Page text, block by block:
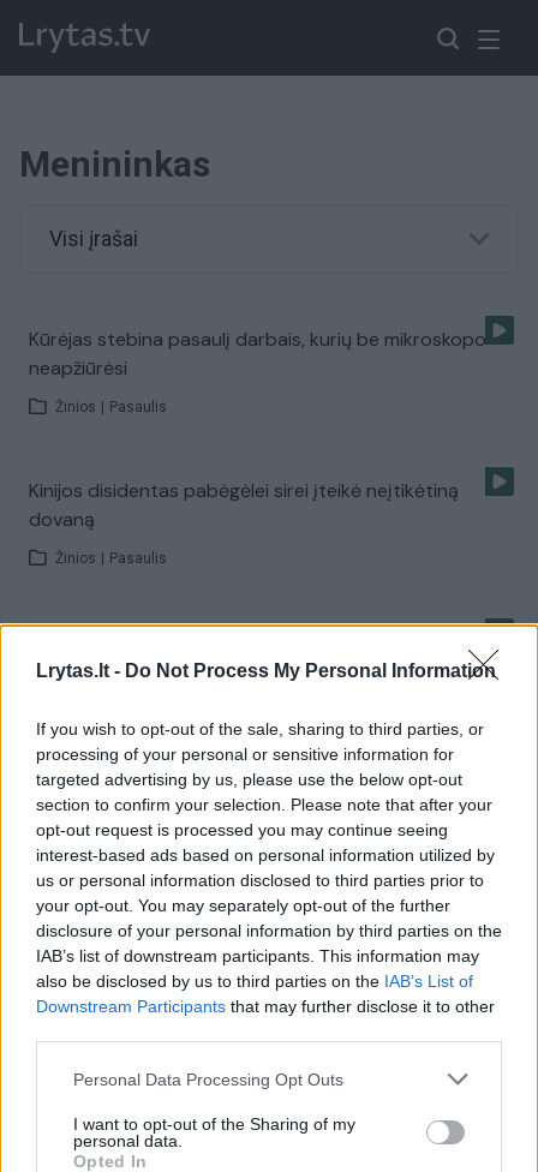
Lrytas.lt - Do Not Process My Personal Information
If you wish to opt-out of the sale, sharing to third parties, or
processing of your personal or sensitive information for
targeted advertising by us, please use the below opt-out
section to confirm your selection. Please note that after your
opt-out request is processed you may continue seeing
interest-based ads based on personal information utilized by
us or personal information disclosed to third parties prior to
your opt-out. You may separately opt-out of the further
disclosure of your personal information by third parties on the
IAB’s list of downstream participants. This information may
also be disclosed by us to third parties on the IAB’s List of
Downstream Participants that may further disclose it to other
Personal Data Processing Opt Outs
I want to opt-out of the Sharing of my
personal data.
Opted In
Menininkas
Visi įrašai
Kūrėjas stebina pasaulį darbais, kurių be mikroskopo
neapžiūrėsi
Žinios Pasaulis
Kinijos disidentas pabėgėlei sirei įteikė neįtikėtiną
dovaną
Žinios Pasaulis
portretą
Šokiruojantis menas: pamatykite, kaip suplėšo save į
gabalus
Žinios | Pramogos
Kruopštus lietuvis namuose atkūrė garsiausią Europos
bokštą
Žinios | Videobumas
Iranietis: mano šalies gatvėse – mirtinos egzekucijos
Žinios | Pasaulis